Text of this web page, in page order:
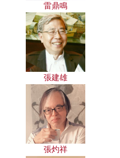
雷鼎鳴
張建雄
張灼祥